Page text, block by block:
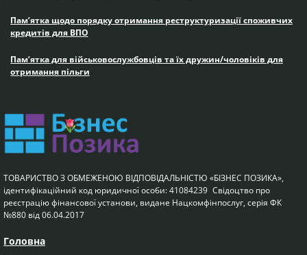
Пам’ятка щодо порядку отримання реструктуризації споживчих
кредитів для ВПО
Пам’ятка для військовослужбовців та їх дружин/чоловіків для
отримання пільги
ТОВАРИСТВО З ОБМЕЖЕНОЮ ВІДПОВІДАЛЬНІСТЮ «БІЗНЕС ПОЗИКА»,
ідентифікаційний код юридичної особи: 41084239 Свідоцтво про
реєстрацію фінансової установи, видане Нацкомфінпослуг, серія ФК
№880 від 06.04.2017
Головна